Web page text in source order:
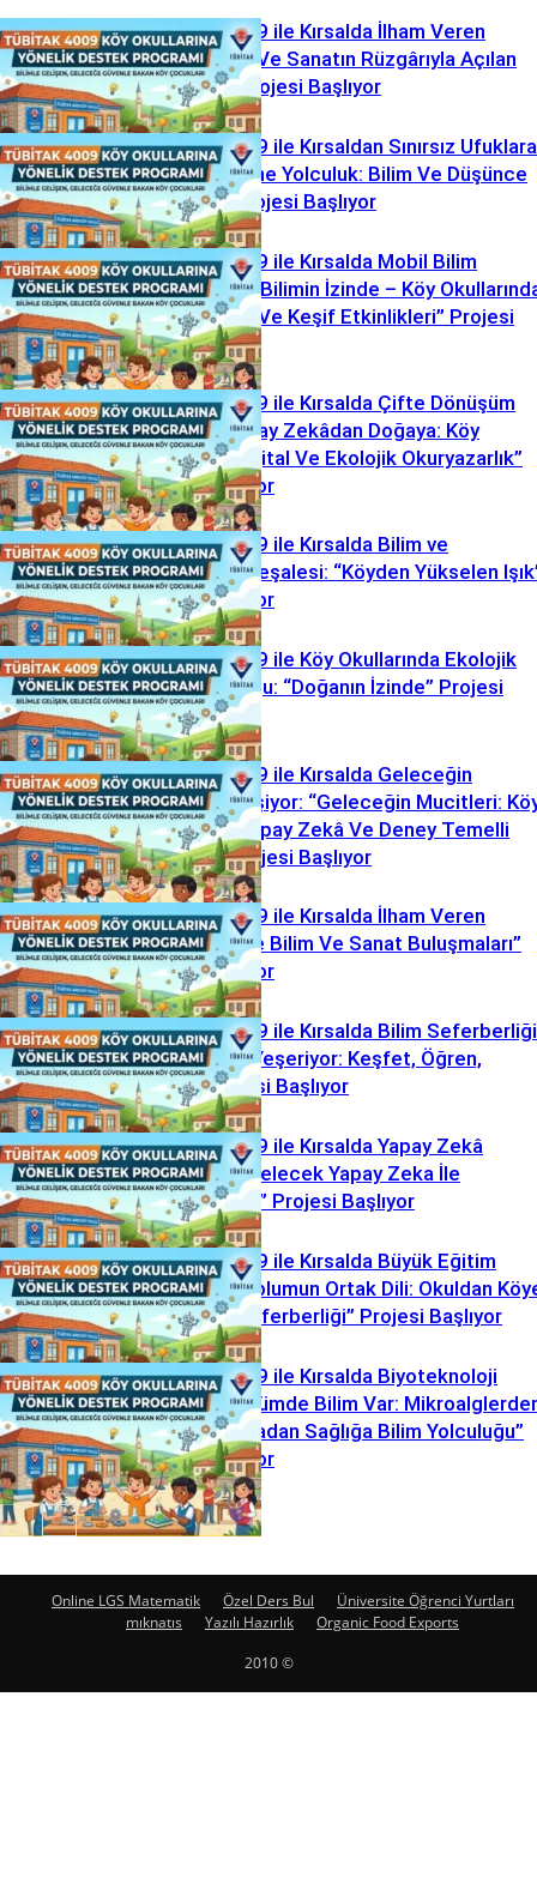
TÜBİTAK 4009 ile Kırsalda İlham Veren
Sinerji: “Bilim Ve Sanatın Rüzgârıyla Açılan
Köy Yolları” Projesi Başlıyor
TÜBİTAK 4009 ile Kırsaldan Sınırsız
“Köyden Evrene Yolculuk: Bilim Ve Düşünce
Atölyeleri” Projesi Başlıyor
TÜBİTAK 4009 ile Kırsalda Mobil Bilim
Seferberliği: “Bilimin İzinde – Köy
Gezici Deney Ve Keşif Etkinlikleri” Projesi
Başlıyor
TÜBİTAK 4009 ile Kırsalda Çifte Dönüşüm
Hamlesi: “Yapay Zekâdan Doğaya: Köy
Okullarında Dijital Ve Ekolojik Okuryazarlık”
Projesi Başlıyor
TÜBİTAK 4009 ile Kırsalda Bilim ve
Aydınlanma Meşalesi: “Köyden Yükselen
Projesi Başlıyor
TÜBİTAK 4009 ile Köy Okullarında Ekolojik
Keşif Yolculuğu: “Doğanın İzinde” Projesi
Başlıyor
TÜBİTAK 4009 ile Kırsalda Geleceğin
Mucitleri Yetişiyor: “Geleceğin Mucitleri:
Okullarında Yapay Zekâ Ve Deney Temelli
Atölyeler” Projesi Başlıyor
TÜBİTAK 4009 ile Kırsalda İlham Veren
Sinerji: “Köyde Bilim Ve Sanat Buluşmaları”
Projesi Başlıyor
TÜBİTAK 4009 ile Kırsalda Bilim
“Bilim Köyde Yeşeriyor: Keşfet, Öğren,
Uygula” Projesi Başlıyor
TÜBİTAK 4009 ile Kırsalda Yapay Zekâ
Dönüşümü: “Gelecek Yapay Zeka İle
Güzelleşecek” Projesi Başlıyor
TÜBİTAK 4009 ile Kırsalda Büyük Eğitim
Hareketi: “Toplumun Ortak Dili: Okuldan
Matematik Seferberliği” Projesi Başlıyor
TÜBİTAK 4009 ile Kırsalda Biyoteknoloji
Hamlesi: “Köyümde Bilim Var:
Toprağa, Doğadan Sağlığa Bilim Yolculuğu”
Projesi Başlıyor
Online LGS Matematik Özel Ders Bul
Üniversite Öğrenci Yurtları
mıknatıs
Yazılı Hazırlık
Organic Food Exports
2010 ©